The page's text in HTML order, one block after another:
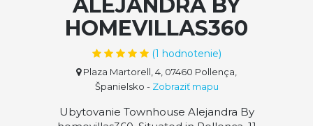
ALEJANDRA BY
HOMEVILLAS360
(1 hodnotenie)
Plaza Martorell, 4, 07460 Pollença,
Španielsko - Zobraziť mapu
Ubytovanie Townhouse Alejandra By